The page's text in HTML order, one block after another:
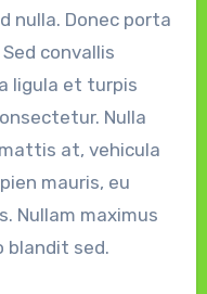
nulla. Donec porta
convallis
ligula et turpis
Nulla
at, vehicula
mauris, eu
Nullam maximus
blandit sed.